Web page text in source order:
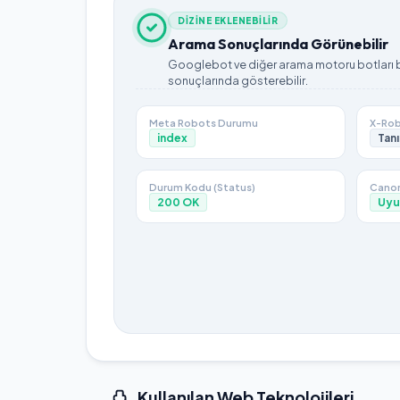
DİZİNE EKLENEBİLİR
Arama Sonuçlarında Görünebilir
Googlebot ve diğer arama motoru botları
sonuçlarında gösterebilir.
Meta Robots Durumu
index
X-
Durum Kodu (Status)
200 OK